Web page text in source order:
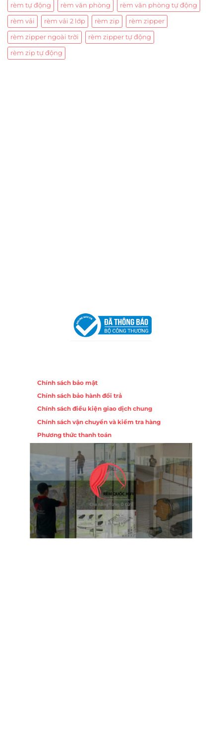
rèm tự động rèm văn phòng rèm văn phòng tự động
rèm vải rèm vải 2 lớp rèm zip rèm zipper
rèm zipper ngoài trời rèm zipper tự động
rèm zip tự động
Chính sách bảo mật
Chính sách bảo hành đổi trả
Chính sách điều kiện giao dịch chung
Chính sách vận chuyển và kiểm tra hàng
Phương thức thanh toán